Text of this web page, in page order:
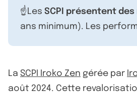
☝️Les SCPI présentent
ans minimum). Les
La SCPI Iroko Zen gérée par
août 2024. Cette